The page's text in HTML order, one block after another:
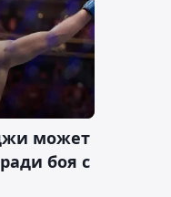
может
боя с